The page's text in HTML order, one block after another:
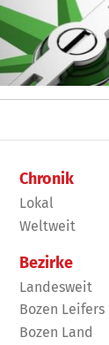
Chronik
Lokal
Weltweit
Bezirke
Landesweit
Bozen Leifers
Bozen Land